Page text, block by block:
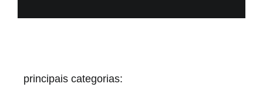
principais categorias: